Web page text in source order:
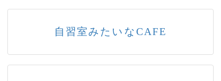
自習室みたいなCAFE